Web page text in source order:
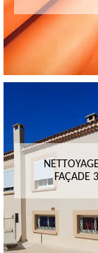
FAÇADE